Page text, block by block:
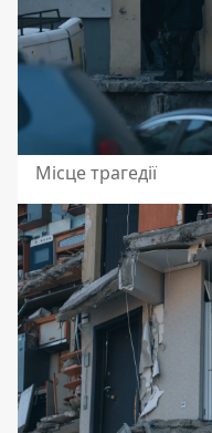
Місце трагедії